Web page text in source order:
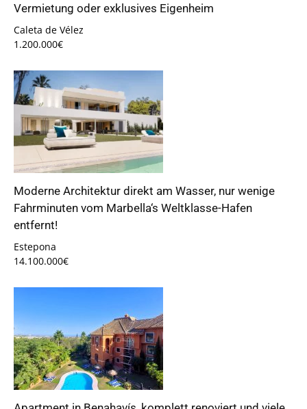
Vermietung oder exklusives Eigenheim
Caleta de Vélez
1.200.000€
Moderne Architektur direkt am Wasser, nur wenige
Fahrminuten vom Marbella‘s Weltklasse-Hafen
entfernt!
Estepona
14.100.000€